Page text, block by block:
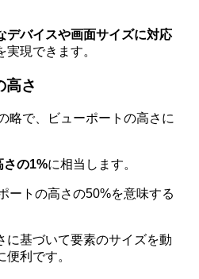
デバイスや画面サイズに対応
実現できます。
高さ
略で、ビューポートの高さに
さの1%に相当します。
ートの高さの50%を意味する
に基づいて要素のサイズを動
利です。